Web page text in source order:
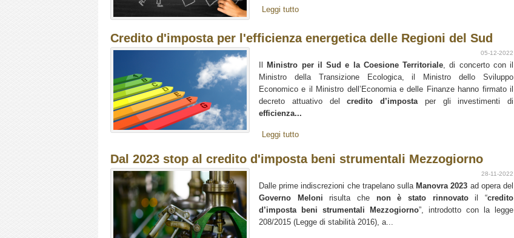
Leggi tutto
Credito d'imposta per l'efficienza energetica delle Regioni del Sud
05-12-2022
Ministro per il Sud e la Coesione Territoriale, di concerto con il
Ministro della Transizione Ecologica, il Ministro dello Sviluppo
Economico e il Ministro dell’Economia e delle Finanze hanno firmato il
decreto attuativo delcredito d’impostaper gli investimenti di
efficienza...
Leggi tutto
Dal 2023 stop al credito d'imposta beni strumentali Mezzogiorno
28-11-2022
Dalle prime indiscrezioni che trapelano sulla Manovra 2023 ad opera del
Governo Meloni risulta che non è stato rinnovatoil “credito
d’imposta beni strumentali Mezzogiorno”, introdotto con la legge
208/2015 (Legge di stabilità 2016), a...